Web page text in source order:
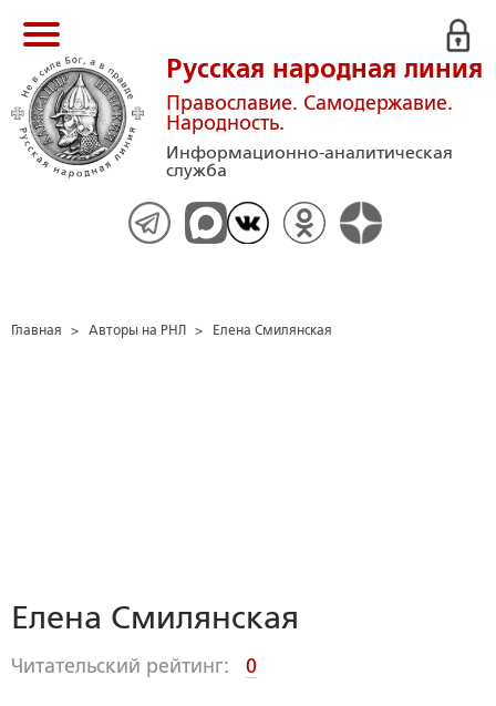
Русская народная линия
Православие. Самодержавие.
Народность.
Информационно-аналитическая
служба
Главная > Авторы на РНЛ > Елена Смилянская
Елена Смилянская
Читательский рейтинг: 0